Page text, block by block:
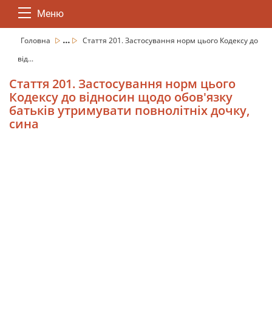
Меню
Головна ...
Стаття 201. Застосування норм цього Кодексу до
від...
Стаття 201. Застосування норм цього
Кодексу до відносин щодо обов'язку
батьків утримувати повнолітніх дочку,
сина